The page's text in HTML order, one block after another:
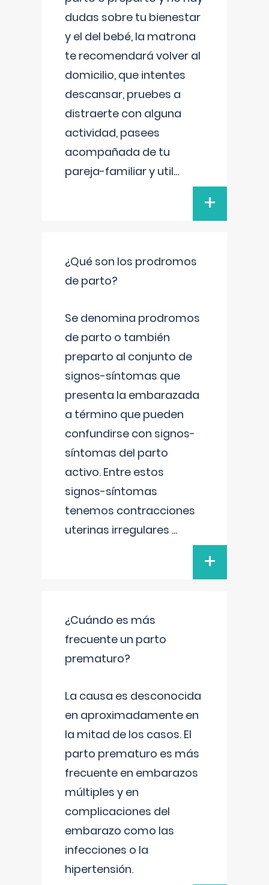
dudas sobre tu bienestar
y el del bebé, la matrona
te recomendará volver al
domicilio, que intentes
descansar, pruebes a
distraerte con alguna
actividad, pasees
acompañada de tu
pareja-familiar y util...
+
¿Qué son los prodromos
de parto?
Se denomina prodromos
de parto o también
preparto al conjunto de
signos-síntomas que
presenta la embarazada
a término que pueden
confundirse con signos-
síntomas del parto
activo. Entre estos
signos-síntomas
tenemos contracciones
uterinas irregulares ...
+
¿Cuándo es más
frecuente un parto
prematuro?
La causa es desconocida
en aproximadamente en
la mitad de los casos. El
parto prematuro es más
frecuente en embarazos
múltiples y en
complicaciones del
embarazo como las
infecciones o la
hipertensión.